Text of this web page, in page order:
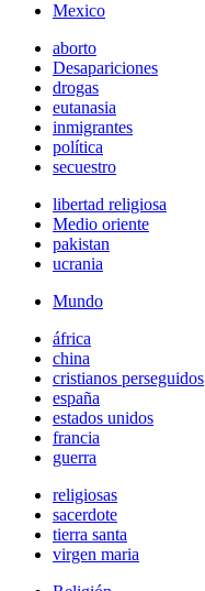
Mexico
aborto
Desapariciones
drogas
eutanasia
inmigrantes
política
secuestro
libertad religiosa
Medio oriente
pakistan
ucrania
Mundo
áfrica
china
cristianos perseguidos
españa
estados unidos
francia
guerra
religiosas
sacerdote
tierra santa
virgen maria